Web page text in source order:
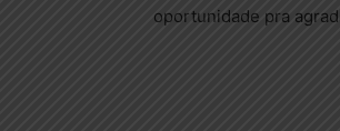
oportunidade pra